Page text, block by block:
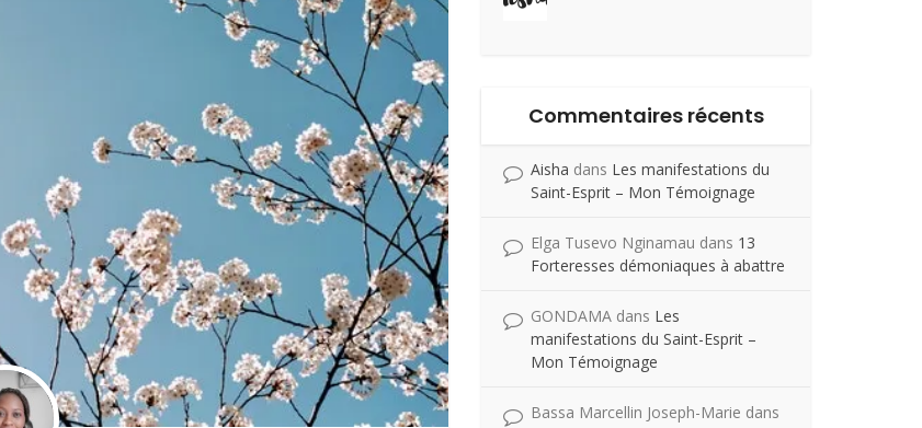
Commentaires récents
Aisha dans Les manifestations du
Saint-Esprit – Mon Témoignage
Elga Tusevo Nginamau dans 13
Forteresses démoniaques à abattre
GONDAMA dans Les
manifestations du Saint-Esprit –
Mon Témoignage
Bassa Marcellin Joseph-Marie dans